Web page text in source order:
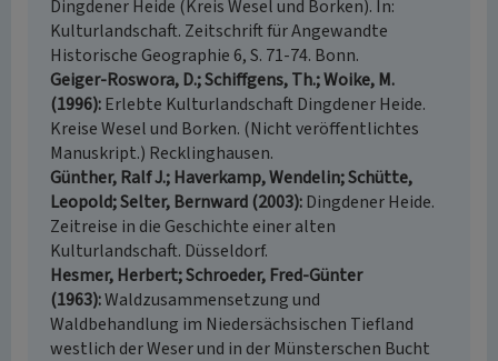
Dingdener Heide (Kreis Wesel und Borken). In:
Kulturlandschaft. Zeitschrift für Angewandte
Historische Geographie 6, S. 71-74. Bonn.
Geiger-Roswora, D.; Schiffgens, Th.; Woike, M.
(1996) Erlebte Kulturlandschaft Dingdener Heide.
Kreise Wesel und Borken. (Nicht veröffentlichtes
Manuskript.) Recklinghausen.
Günther, Ralf J.; Haverkamp, Wendelin; Schütte,
Leopold; Selter, Bernward (2003) Dingdener Heide.
Zeitreise in die Geschichte einer alten
Kulturlandschaft. Düsseldorf.
Hesmer, Herbert; Schroeder, Fred-Günter
(1963) Waldzusammensetzung und
Waldbehandlung im Niedersächsischen Tiefland
westlich der Weser und in der Münsterschen Bucht